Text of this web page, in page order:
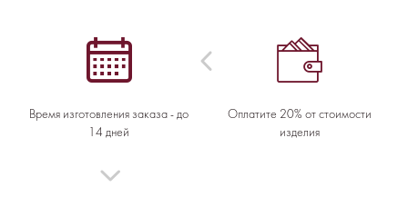
Оплатите 20% от стоимости
изделия
Время изготовления заказа - до
14 дней